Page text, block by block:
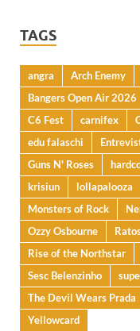
TAGS
angra Arch Enemy
Bangers Open Air 2026
C6 Fest
carnifex
edu falaschi
Guns N' Roses
krisiun
lollapalooza
Monsters of Rock
Ozzy Osbourne
Rise of the Northstar
Sesc Belenzinho
The Devil Wears Prada
Yellowcard